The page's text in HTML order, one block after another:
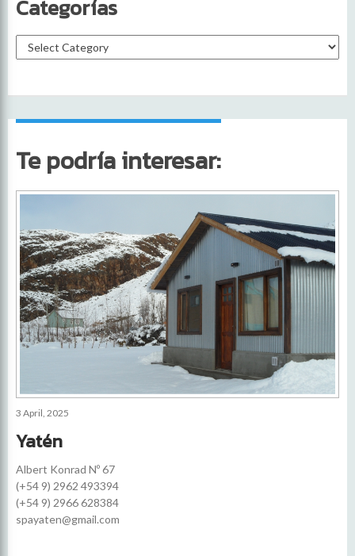
Categorías
Te podría interesar:
3 April, 2025
Yatén
Albert Konrad Nº 67
(+54 9) 2962 493394
(+54 9) 2966 628384
spayaten@gmail.com